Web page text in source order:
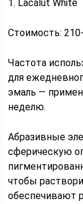
1. Lacalut White
Стоимость:
Частота
для
эмаль —
неделю.
Абразивные
сферическую
чтобы
обеспечивают